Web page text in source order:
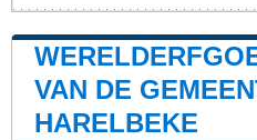
VAN DE
HARELBEKE